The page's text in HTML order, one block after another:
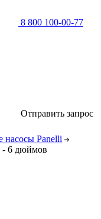
8 800 100-00-77
Отправить запрос
Panelli
- 6 дюймов